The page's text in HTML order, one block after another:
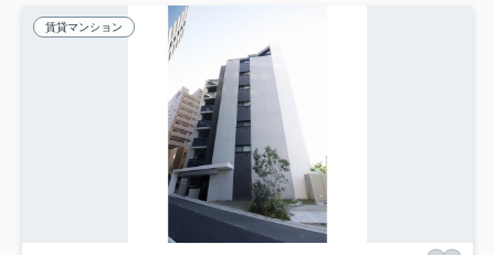
賃貸マンション